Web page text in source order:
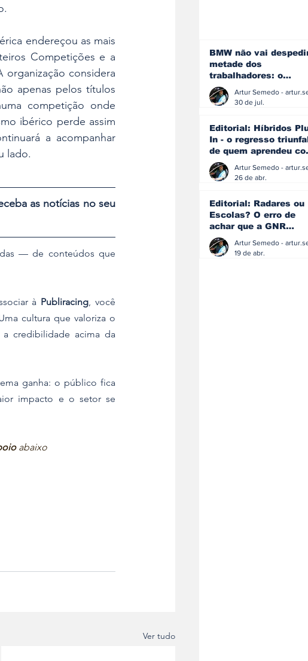
endereçou as mais
Competições e a
considera
apenas pelos títulos
competição onde
ibérico perde assim
a acompanhar
lado.
as notícias no seu
— de conteúdos que
à Publiracing, você
cultura que valoriza o
credibilidade acima da
ganha: o público fica
impacto e o setor se
abaixo
Ver tudo
BMW não vai
metade dos
trabalhadores: o
problema é o
que muitos decidiram
30 de jul.
Editorial: Híbridos
In - o regresso
de quem aprendeu
os erros do passado
26 de abr.
Editorial: Radares ou
Escolas? O erro de
achar que a GNR
resolve o que a
educação falhou
19 de abr.